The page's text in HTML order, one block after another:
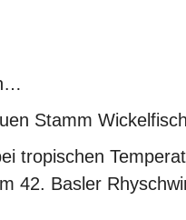
Stamm
tropischen
42. Basler